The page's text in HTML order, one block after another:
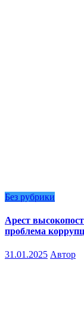
Без рубрики
Арест
проблема
31.01.2025 Автор